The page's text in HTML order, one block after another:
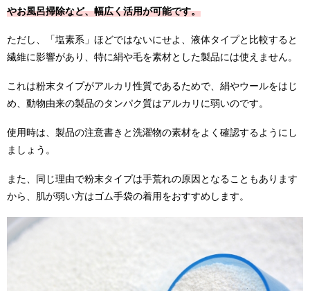
やお風呂掃除など、幅広く活用が可能です。
ただし、「塩素系」ほどではないにせよ、液体タイプと比較すると
繊維に影響があり、特に絹や毛を素材とした製品には使えません。
これは粉末タイプがアルカリ性質であるためで、絹やウールをはじ
め、動物由来の製品のタンパク質はアルカリに弱いのです。
使用時は、製品の注意書きと洗濯物の素材をよく確認するようにし
ましょう。
また、同じ理由で粉末タイプは手荒れの原因となることもあります
から、肌が弱い方はゴム手袋の着用をおすすめします。